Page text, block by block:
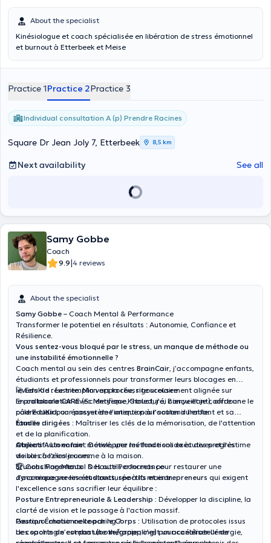
About the specialist
Kinésiologue et coach spécialisée en libération de stress émotionnel
et burnout à Etterbeek et Meise
Practice 1Practice 2Practice 3
Individual consultation A (p) Prendre Racines
Square Dr Jean Joly 7, Etterbeek 8,5 km
Next availability See all
Samy Gobbe
Coach
9.9|4 reviews
About the specialist
Samy Gobbe – Coach Mental & Performance
Transformer le potentiel en résultats : Autonomie, Confiance et
Résilience.
Vous sentez-vous bloqué par le stress, un manque de méthode ou
une instabilité émotionnelle ?
Coach mental au sein des centres BrainCair, j’accompagne enfants,
étudiants et professionnels pour transformer leurs blocages en
leviers de réussite. Mon approche, rigoureusement alignée sur
leprotocole CARE(Scientifique, Structuré, Bienveillant), offre un
cadre clair pour passer de l'intention à l'action durable.
🚀 EduKid : Le tremplin vers la réussite scolaire
En collaboration avec Meryeme Khaled, j’ai conçu et je coordonne le
pôleEduKid, un écosystème unique pour soutenir l'enfant et sa
famille :
Études dirigées : Maîtriser les clés de la mémorisation, de l'attention
et de la planification.
Ateliers Autonomie :Développer les fonctions exécutives et l'estime
de soi chez les jeunes.
Brunchs Parentaux : Des outils concrets pour restaurer une
dynamique sereine et structurée à la maison.
Objectif :Un enfant motivé, une méthode solide et des progrès
visibles à l'école comme à la maison.
🏆 Coaching Mental & Haute Performance
J’accompagne lesétudiants, sportifs et entrepreneurs qui exigent
l'excellence sans sacrifier leur équilibre :
Posture Entrepreneuriale & Leadership : Développer la discipline, la
clarté de vision et le passage à l'action massif.
Gestion Émotionnelle par le Corps : Utilisation de protocoles issus
dessports de combat (boxe/grappling)pour canaliser l'énergie,
Pourquoi choisir ce coaching ?
Le coaching n’est pas une thérapie ; c’est unaccélérateur de